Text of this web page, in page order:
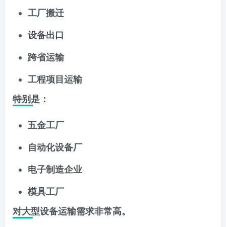
工厂搬迁
设备出口
跨省运输
工程项目运输
特别是：
五金工厂
自动化设备厂
电子制造企业
模具工厂
对大型设备运输需求非常高。